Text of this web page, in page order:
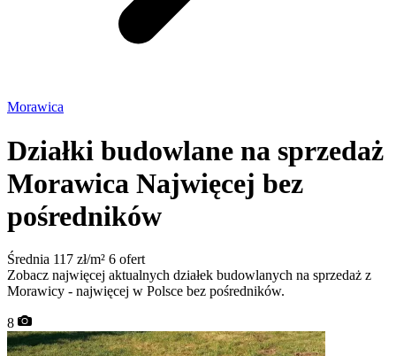
Morawica
Działki budowlane na sprzedaż
Morawica Najwięcej bez
pośredników
Średnia 117 zł/m² 6 ofert
Zobacz najwięcej aktualnych działek budowlanych na sprzedaż z
Morawicy - najwięcej w Polsce bez pośredników.
8